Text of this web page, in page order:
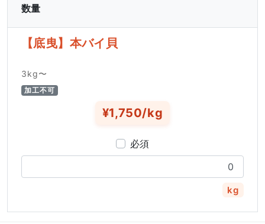
数量
【底曳】本バイ貝
3kg〜
加工不可
¥1,750/kg
必須
kg